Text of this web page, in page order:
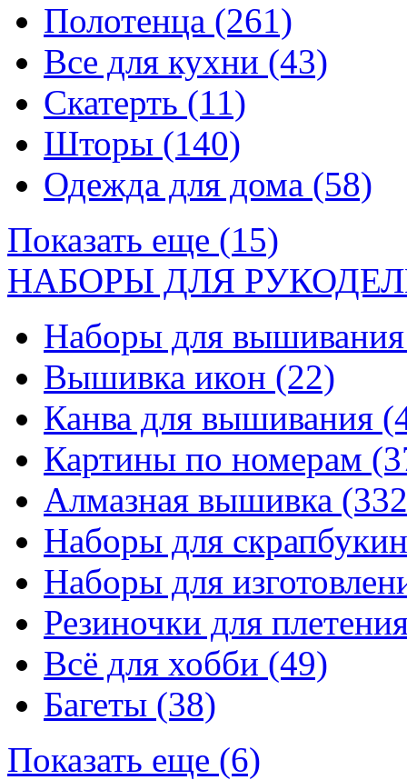
Полотенца (261)
Все для кухни (43)
Скатерть (11)
Шторы (140)
Одежда для дома (58)
Показать еще (15)
НАБОРЫ ДЛЯ
Наборы для
Вышивка икон (22)
Канва для вышивания
Картины по номерам
Алмазная вышивка
Наборы для
Наборы для
Резиночки для
Всё для хобби (49)
Багеты (38)
Показать еще (6)